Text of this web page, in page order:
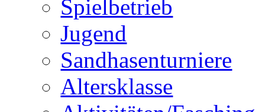
Spielbetrieb
Jugend
Sandhasenturniere
Altersklasse